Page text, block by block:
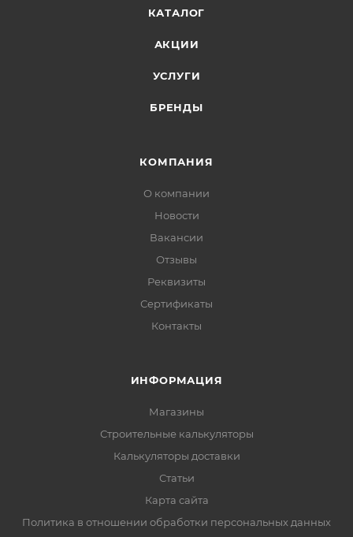
КАТАЛОГ
АКЦИИ
УСЛУГИ
БРЕНДЫ
КОМПАНИЯ
О компании
Новости
Вакансии
Отзывы
Реквизиты
Сертификаты
Контакты
ИНФОРМАЦИЯ
Магазины
Строительные калькуляторы
Калькуляторы доставки
Статьи
Карта сайта
Политика в отношении обработки персональных данных